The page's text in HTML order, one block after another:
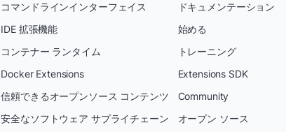
コマンドラインインターフェイス
IDE 拡張機能
コンテナー ランタイム
Docker Extensions
信頼できるオープンソース コンテンツ
安全なソフトウェア サプライチェーン
ドキュメンテーション
始める
トレーニング
Extensions SDK
Community
オープン ソース